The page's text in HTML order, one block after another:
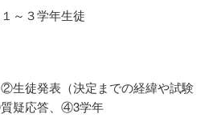
報告会
～３学年生徒
生徒発表（決定までの経緯や試験
疑応答、④3学年